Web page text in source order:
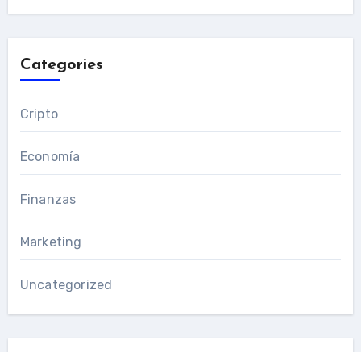
Categories
Cripto
Economía
Finanzas
Marketing
Uncategorized